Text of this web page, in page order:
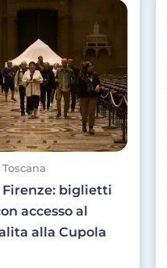
Firenze: biglietti
accesso al
alla Cupola